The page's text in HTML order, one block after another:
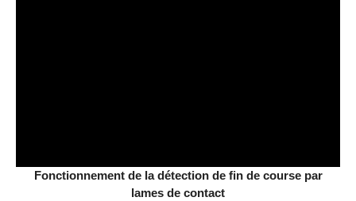
Fonctionnement de la détection de fin de course par
lames de contact